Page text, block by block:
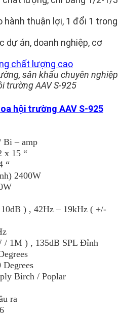
thuận lợi, 1 đổi 1 trong
án, doanh nghiệp, cơ
sân khấu chuyên nghiệp
trường AAV S-925
hội trường AAV S-925
Bi – amp
x 15 “
“
2400W
) , 42Hz – 19kHz ( +/-
/ 1M ) , 135dB SPL Đỉnh
Birch / Poplar
ra